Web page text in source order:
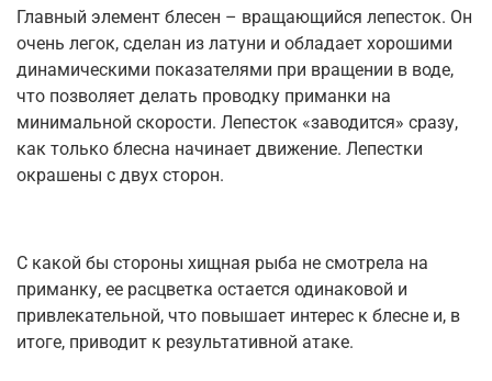
Главный элемент блесен – вращающийся лепесток. Он
очень легок, сделан из латуни и обладает хорошими
динамическими показателями при вращении в воде,
что позволяет делать проводку приманки на
минимальной скорости. Лепесток «заводится» сразу,
как только блесна начинает движение. Лепестки
окрашены с двух сторон.
С какой бы стороны хищная рыба не смотрела на
приманку, ее расцветка остается одинаковой и
привлекательной, что повышает интерес к блесне и, в
итоге, приводит к результативной атаке.